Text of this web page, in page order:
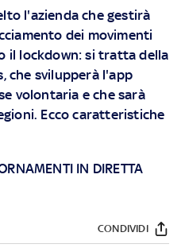
l'azienda che gestirà
dei movimenti
il lockdown: si tratta della
che svilupperà l'app
volontaria e che sarà
Ecco caratteristiche
IN DIRETTA
CONDIVIDI